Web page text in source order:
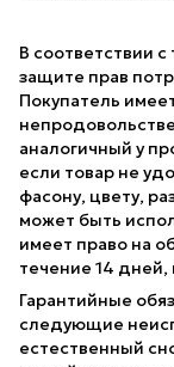
В соответствии
защите прав
Покупатель
аналогичный у
если товар не
фасону, цвету,
может быть
имеет право на
течение 14 дней,
Гарантийные
следующие
естественный